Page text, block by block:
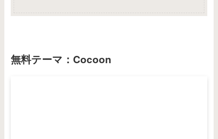
無料テーマ：Cocoon